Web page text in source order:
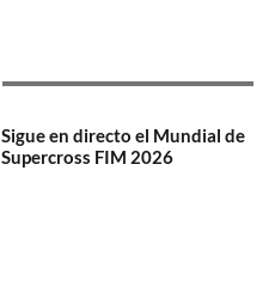
Sigue en directo el Mundial de
Supercross FIM 2026